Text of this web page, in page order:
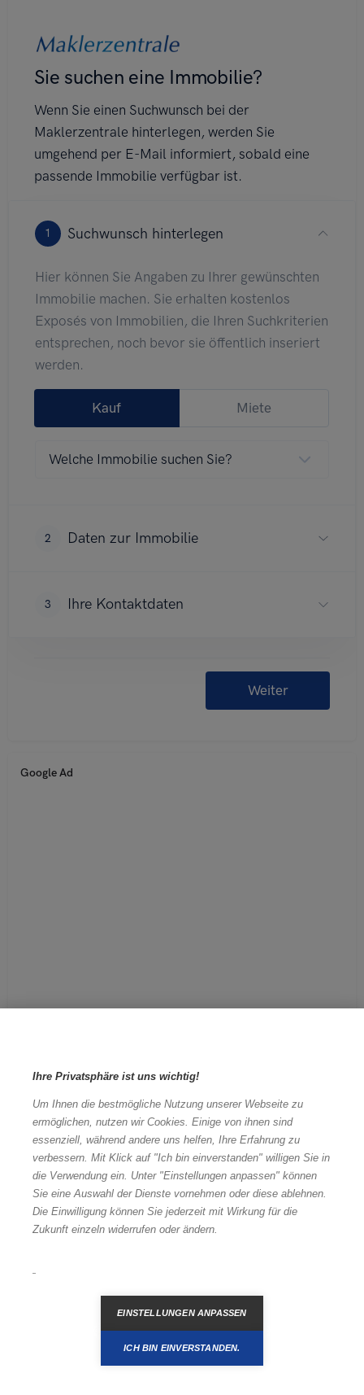
Melden
Google Ad
Ihre Privatsphäre ist uns wichtig!
Um Ihnen die bestmögliche Nutzung unserer Webseite zu
ermöglichen, nutzen wir Cookies. Einige von ihnen sind
essenziell, während andere uns helfen, Ihre Erfahrung zu
verbessern. Mit Klick auf "Ich bin einverstanden" willigen Sie in
die Verwendung ein. Unter "Einstellungen anpassen" können
Sie eine Auswahl der Dienste vornehmen oder diese ablehnen.
Die Einwilligung können Sie jederzeit mit Wirkung für die
Zukunft einzeln widerrufen oder ändern.
EINSTELLUNGEN ANPASSEN
ICH BIN EINVERSTANDEN.